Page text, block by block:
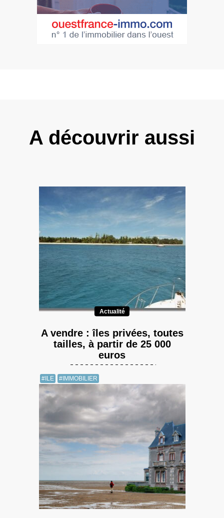
A découvrir aussi
Actualité
A vendre : îles privées, toutes
tailles, à partir de 25 000
euros
#ILE #IMMOBILIER